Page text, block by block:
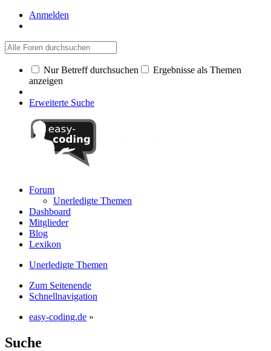
Anmelden
Nur Betreff durchsuchen
Ergebnisse als Themen
anzeigen
Erweiterte Suche
Forum
Unerledigte Themen
Dashboard
Mitglieder
Blog
Lexikon
Unerledigte Themen
Zum Seitenende
Schnellnavigation
easy-coding.de »
Suche